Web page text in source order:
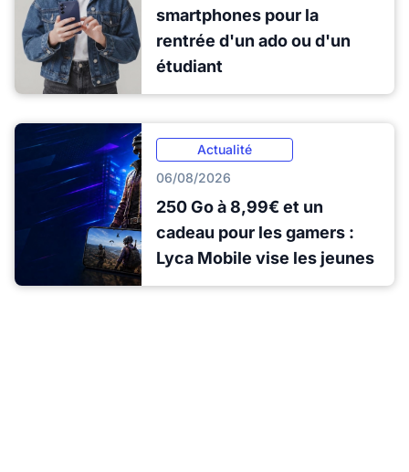
smartphones pour la
rentrée d'un ado ou d'un
étudiant
Actualité
06/08/2026
250 Go à 8,99€ et un
cadeau pour les gamers :
Lyca Mobile vise les jeunes